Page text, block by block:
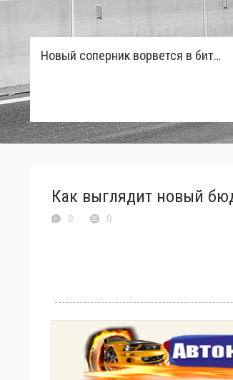
Тюнинг Mitsubishi Eclipse. Самый
Новый соперник ворвется в битву пикапов: Sinotruk S7 с дизелем и 4×4 готовят к старту в России
Как выглядит новый
0 0